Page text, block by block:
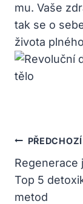
mu. Vaše
tak se o
života
Navigace
Pro
PŘEDCHOZÍ
Regenerace
Top 5
metod